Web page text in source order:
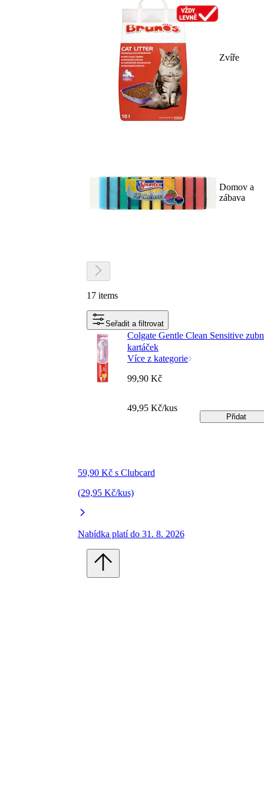
Zvíře
Domov a
zábava
17 items
Seřadit a filtrovat
Colgate Gentle Clean Sensitive
kartáček
Více z kategorie
59,90 Kč s Clubcard
(29,95 Kč/kus)
Nabídka platí do 31. 8. 2026
99,90 Kč
49,95 Kč/kus
Přidat